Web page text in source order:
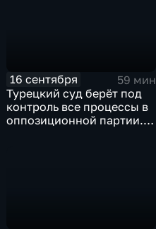
16 сентября
59 мин
Турецкий суд берёт под
контроль все процессы в
оппозиционной партии.